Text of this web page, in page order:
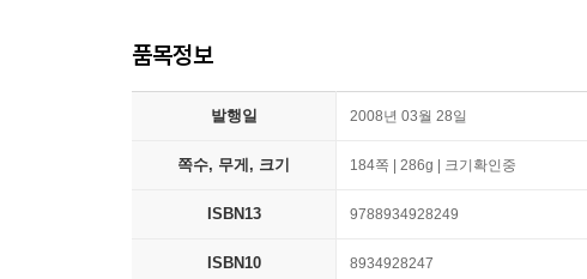
품목정보
발행일 2008년 03월 28일
쪽수, 무게, 크기 184쪽 | 286g | 크기확인중
ISBN13 9788934928249
ISBN10 8934928247